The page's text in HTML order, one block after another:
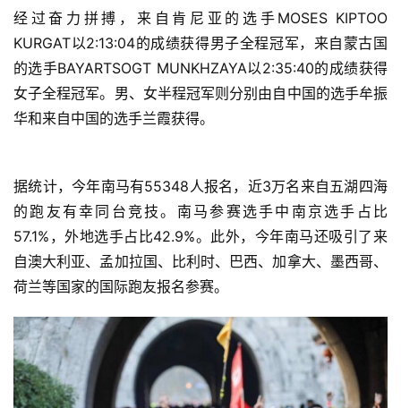
经过奋力拼搏，来自肯尼亚的选手MOSES KIPTOO
KURGAT以2:13:04的成绩获得男子全程冠军，来自蒙古国
的选手BAYARTSOGT MUNKHZAYA以2:35:40的成绩获得
女子全程冠军。男、女半程冠军则分别由自中国的选手牟振
华和来自中国的选手兰霞获得。
据统计，今年南马有55348人报名，近3万名来自五湖四海
的跑友有幸同台竞技。南马参赛选手中南京选手占比
57.1%，外地选手占比42.9%。此外，今年南马还吸引了来
自澳大利亚、孟加拉国、比利时、巴西、加拿大、墨西哥、
荷兰等国家的国际跑友报名参赛。